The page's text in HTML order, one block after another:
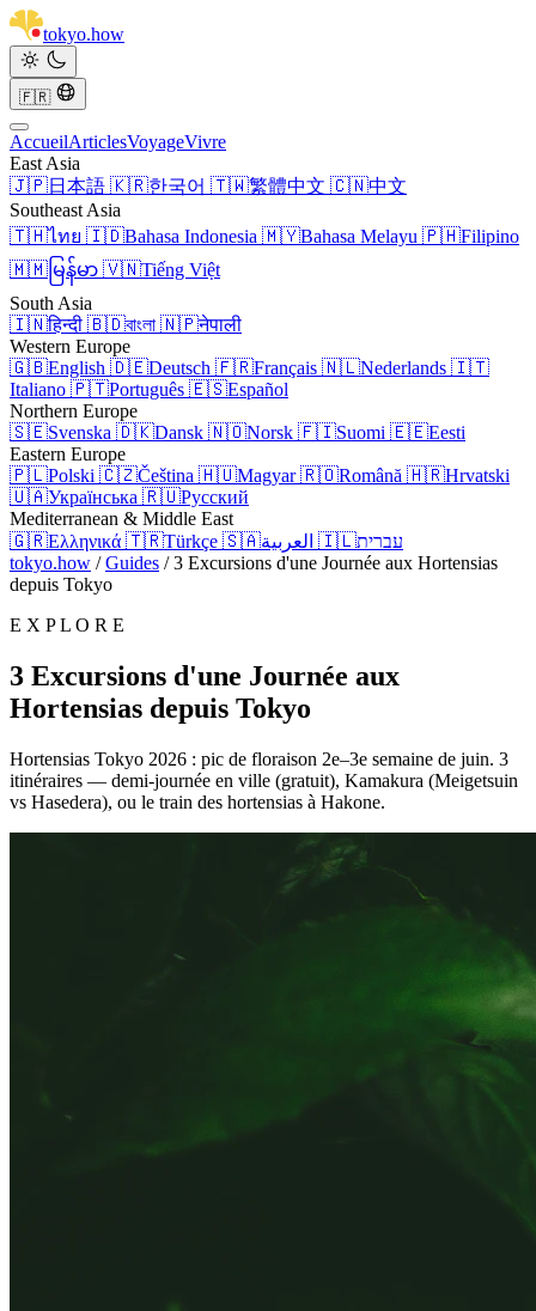
tokyo.how
🇫🇷
AccueilArticlesVoyageVivre
East Asia
🇯🇵日本語 🇰🇷한국어 🇹🇼繁體中文 🇨🇳中文
Southeast Asia
🇹🇭ไทย 🇮🇩Bahasa Indonesia 🇲🇾Bahasa Melayu 🇵🇭Filipino
🇲🇲 မြန်မာ 🇻🇳Tiếng Việt
South Asia
🇮🇳हिन्दी 🇧🇩বাংলা 🇳🇵नेपाली
Western Europe
🇬🇧English 🇩🇪Deutsch 🇫🇷Français 🇳🇱Nederlands 🇮🇹
Italiano 🇵🇹Português 🇪🇸Español
Northern Europe
🇸🇪Svenska 🇩🇰Dansk 🇳🇴Norsk 🇫🇮Suomi 🇪🇪Eesti
Eastern Europe
🇵🇱Polski 🇨🇿Čeština 🇭🇺Magyar🇷🇴Română 🇭🇷Hrvatski
🇺🇦Українська 🇷🇺Русский
Mediterranean & Middle East
🇬🇷Ελληνικά 🇹🇷Türkçe 🇸🇦 🇮🇱עברית
tokyo.how / Guides / 3 Excursions d'une Journée aux Hortensias
depuis Tokyo
E X P L O R E
3 Excursions d'une Journée aux
Hortensias depuis Tokyo
Hortensias Tokyo 2026 : pic de floraison 2e–3e semaine de juin. 3
itinéraires — demi-journée en ville (gratuit), Kamakura (Meigetsuin
vs Hasedera), ou le train des hortensias à Hakone.